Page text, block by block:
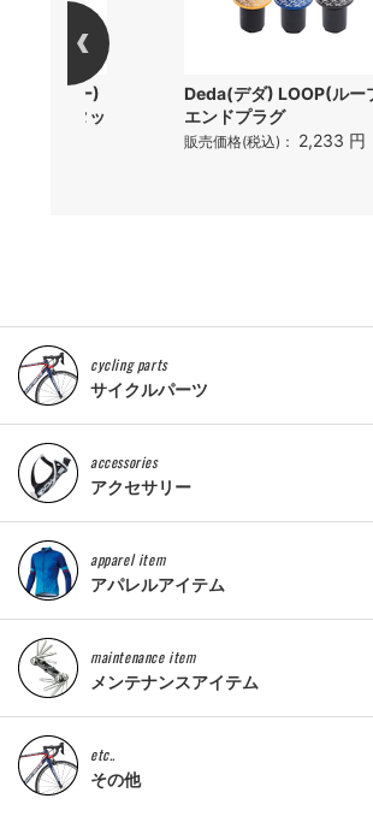
レーサー)
ニワンタッ
Deda(デダ) LOOP(ルー
エンドプラグ
販売価格(税込)： 2,233 円
cycling parts
サイクルパーツ
accessories
アクセサリー
apparel item
アパレルアイテム
maintenance item
メンテナンスアイテム
etc..
その他